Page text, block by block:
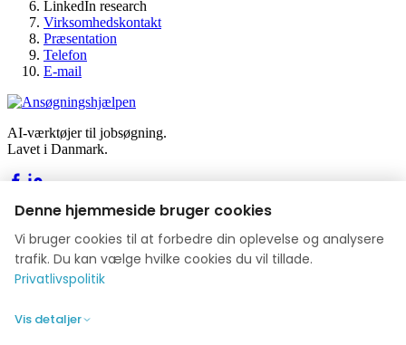
LinkedIn research
Virksomhedskontakt
Præsentation
Telefon
E-mail
AI-værktøjer til jobsøgning.
Lavet i Danmark.
Værktøjer
Byg dit CV
Byg din ansøgning
Jobakademiet
Denne hjemmeside bruger cookies
Vi bruger cookies til at forbedre din oplevelse og analysere
trafik. Du kan vælge hvilke cookies du vil tillade.
Privatlivspolitik
Vis detaljer